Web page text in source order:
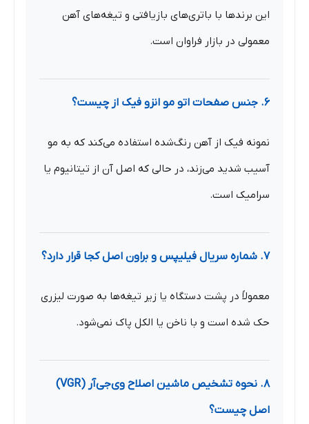
این برندها با باتری‌های بازیافتی و تیغه‌های آهن
معمولی در بازار فراوان است.
۶. جنس صفحات اتو مو انزو فیک از چیست؟
نمونه فیک از آهن رنگ‌شده استفاده می‌کند که به مو
آسیب شدید می‌زند، در حالی که اصل آن از تیتانیوم یا
سرامیک است.
۷. شماره سریال فیلیپس و براون اصل کجا قرار دارد؟
معمولاً در پشت دستگاه یا زیر تیغه‌ها به صورت لیزری
حک شده است و با ناخن یا الکل پاک نمی‌شود.
۸. نحوه تشخیص ماشین اصلاح وی‌جی‌آر (VGR)
اصل چیست؟